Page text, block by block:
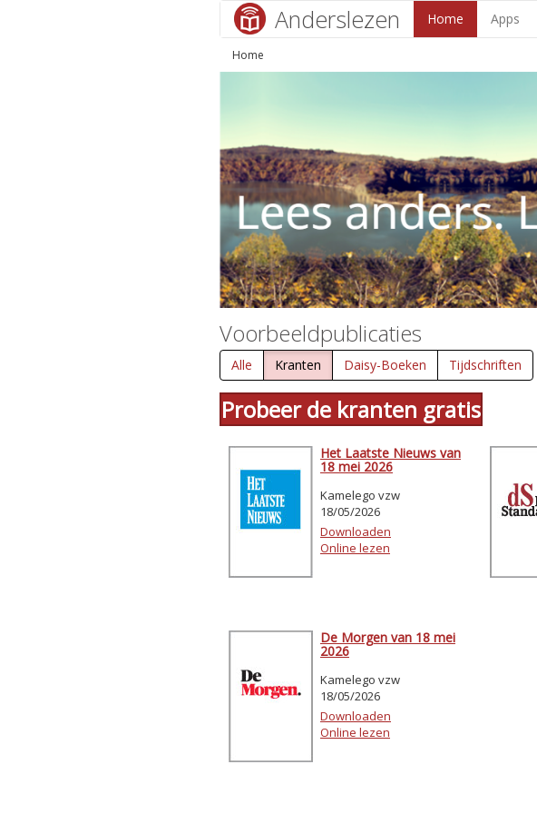
Anderslezen Home Apps
Home
Voorbeeldpublicaties
Alle Kranten Daisy-Boeken Tijdschriften
Probeer de kranten gratis
Het Laatste Nieuws van
18 mei 2026
Kamelego vzw
18/05/2026
Downloaden
Online lezen
De Morgen van 18 mei
2026
Kamelego vzw
18/05/2026
Downloaden
Online lezen